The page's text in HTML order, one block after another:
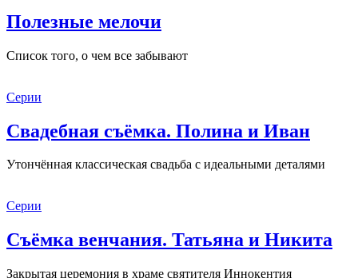
Полезные мелочи
Список того, о чем все забывают
Серии
Свадебная съёмка. Полина и Иван
Утончённая классическая свадьба с идеальными деталями
Серии
Съёмка венчания. Татьяна и Никита
Закрытая церемония в храме святителя Иннокентия